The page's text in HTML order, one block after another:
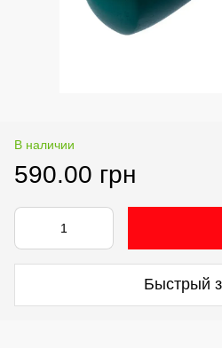
В наличии
590.00 грн
Быстрый